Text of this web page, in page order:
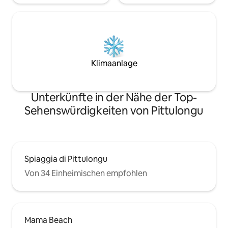
Klimaanlage
Unterkünfte in der Nähe der Top-
Sehenswürdigkeiten von Pittulongu
Spiaggia di Pittulongu
Von 34 Einheimischen empfohlen
Mama Beach